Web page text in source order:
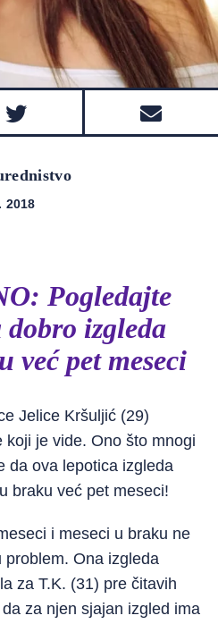
2018
Pogledajte
dobro izgleda
već pet meseci
Jelice Kršuljić (29)
je vide. Ono što mnogi
da ova lepotica izgleda
braku već pet meseci!
i meseci u braku ne
problem. Ona izgleda
za T.K. (31) pre čitavih
za njen sjajan izgled ima